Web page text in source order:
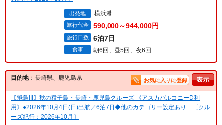
出発地 横浜港
旅行代金 590,000～944,000円
旅行日数 6泊7日
食事 朝6回、昼5回、夜6回
目的地：長崎県、鹿児島県 お気に入りに登録
【飛鳥III】秋の種子島・長崎・鹿児島クルーズ 《アスカバルコニーD利
用》●2026年10月4日(日)出航／6泊7日◆他のカテゴリー設定あり 〔クル
ーズ紀行：2026年10月〕